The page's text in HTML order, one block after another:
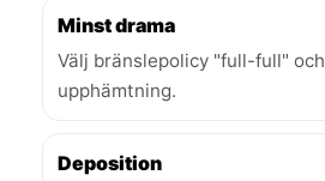
Minst drama
Välj bränslepolicy "full-full"
upphämtning.
Deposition